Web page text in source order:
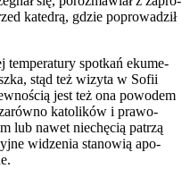
kate­drą, gdzie popro­wa­dził
tem­pe­ra­tu­ry spo­tkań eku­me­
stąd też wizy­ta w Sofii
jest też ona powo­dem
kato­li­ków i pra­wo­
lub nawet nie­chę­cią patrzą
widze­nia sta­no­wią apo­